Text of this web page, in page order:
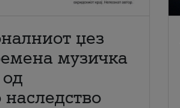
џез
музичка